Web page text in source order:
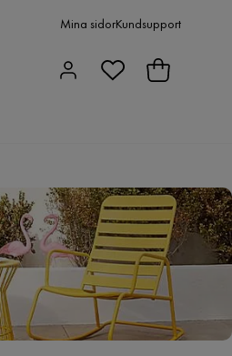
Mina sidorKundsupport